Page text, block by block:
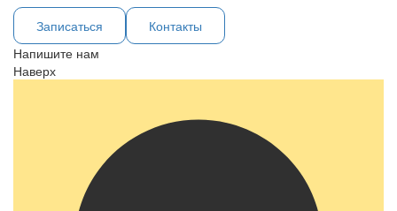
Записаться
Контакты
Напишите нам
Наверх